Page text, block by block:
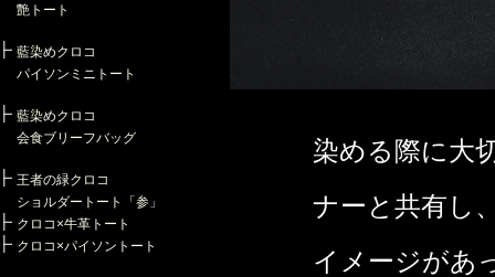
艶トート
藍染めクロコ
パイソンミニトート
藍染めクロコ
会食ブリーフバッグ
王者の緑クロコ
ショルダートート「参」
クロコ×牛革トート
クロコ×パイソントート
染める際に大
ナーと共有し
イメージがあ